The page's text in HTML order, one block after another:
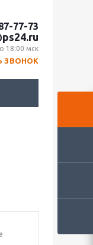
77-73
18:00 мск
ЗВОНОК